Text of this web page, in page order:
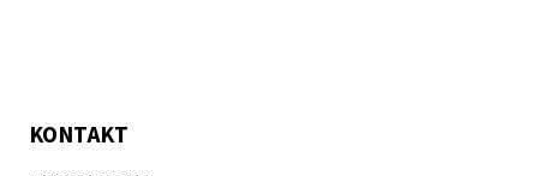
KONTAKT